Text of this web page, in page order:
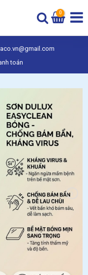
0
toán